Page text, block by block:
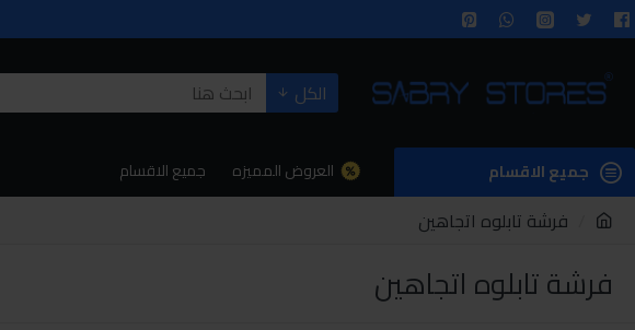
الكل
جميع الاقسام العروض المميزه جميع الاقسام
فرشة تابلوه اتجاهين
فرشة تابلوه اتجاهين